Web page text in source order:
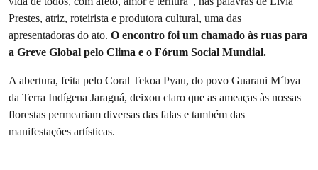
Prestes, atriz, roteirista e produtora cultural, uma das
apresentadoras do ato. O encontro foi um chamado às ruas para
a Greve Global pelo Clima e o Fórum Social Mundial.
A abertura, feita pelo Coral Tekoa Pyau, do povo Guarani M´bya
da Terra Indígena Jaraguá, deixou claro que as ameaças às nossas
florestas permeariam diversas das falas e também das
manifestações artísticas.